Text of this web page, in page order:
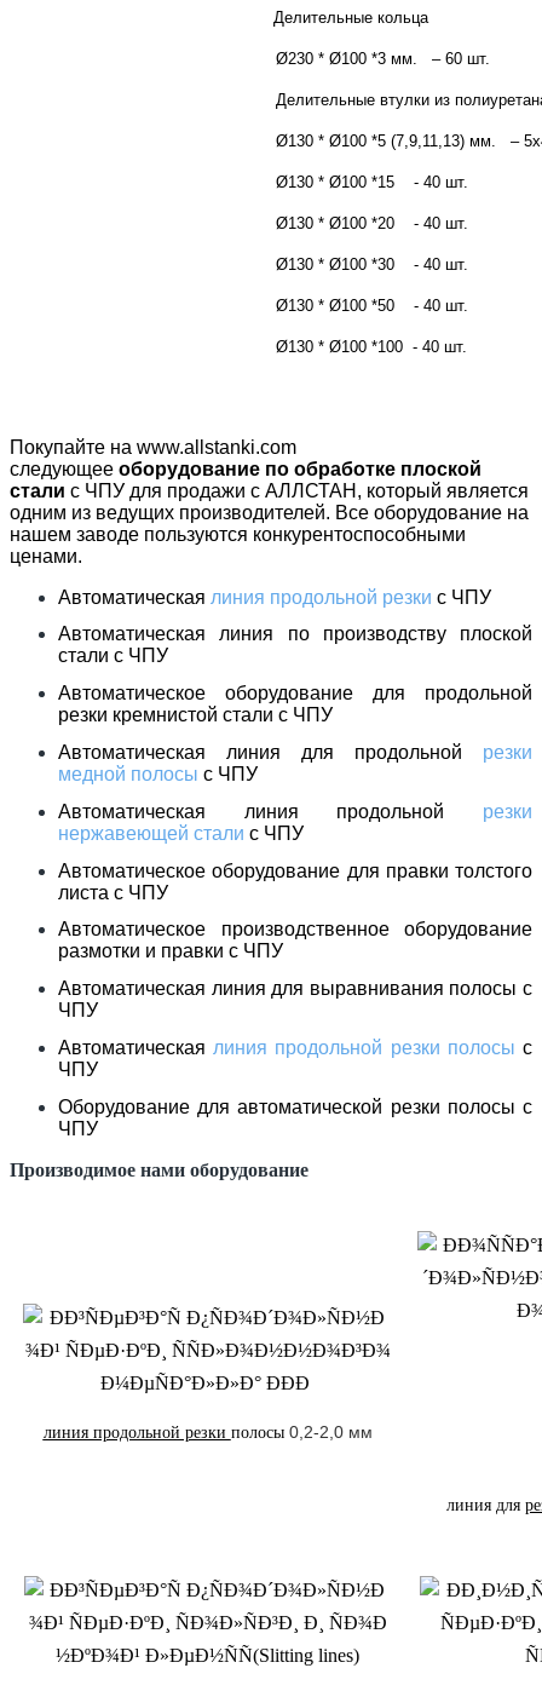
Делительные кольца
Ø230 * Ø100 *3 мм. – 60 шт.
Делительные втулки из
Ø130 * Ø100 *5 (7,9,11,13) мм. –
Ø130 * Ø100 *15 - 40 шт.
Ø130 * Ø100 *20 - 40 шт.
Ø130 * Ø100 *30 - 40 шт.
Ø130 * Ø100 *50 - 40 шт.
Ø130 * Ø100 *100 - 40 шт.
Покупайте на www.allstanki.com
следующее оборудование по обработке плоской
стали с ЧПУ для продажи с АЛЛСТАН, который является
одним из ведущих производителей. Все оборудование на
нашем заводе пользуются конкурентоспособными
ценами.
Автоматическая линия продольной резки с ЧПУ
Автоматическая линия по производству плоской
стали с ЧПУ
Автоматическое оборудование для продольной
резки кремнистой стали с ЧПУ
Автоматическая линия для продольной резки
медной полосы с ЧПУ
Автоматическая линия продольной резки
нержавеющей стали с ЧПУ
Автоматическое оборудование для правки толстого
листа с ЧПУ
Автоматическое производственное оборудование
размотки и правки с ЧПУ
Автоматическая линия для выравнивания полосы с
ЧПУ
Автоматическая линия продольной резки полосы с
ЧПУ
Оборудование для автоматической резки полосы с
ЧПУ
Производимое нами оборудование
линия продольной резки полосы 0,2-2,0 мм
линия для